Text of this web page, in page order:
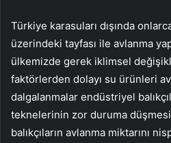
Türkiye karasuları dışında
üzerindeki tayfası ile avlanma
ülkemizde gerek iklimsel
faktörlerden dolayı su ürünleri
dalgalanmalar endüstriyel
teknelerinin zor duruma
balıkçıların avlanma miktarını